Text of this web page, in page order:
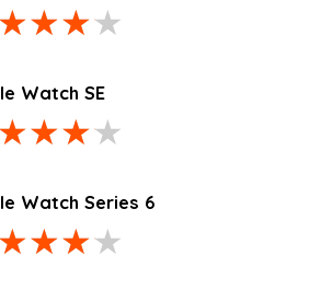
Watch SE
Watch Series 6